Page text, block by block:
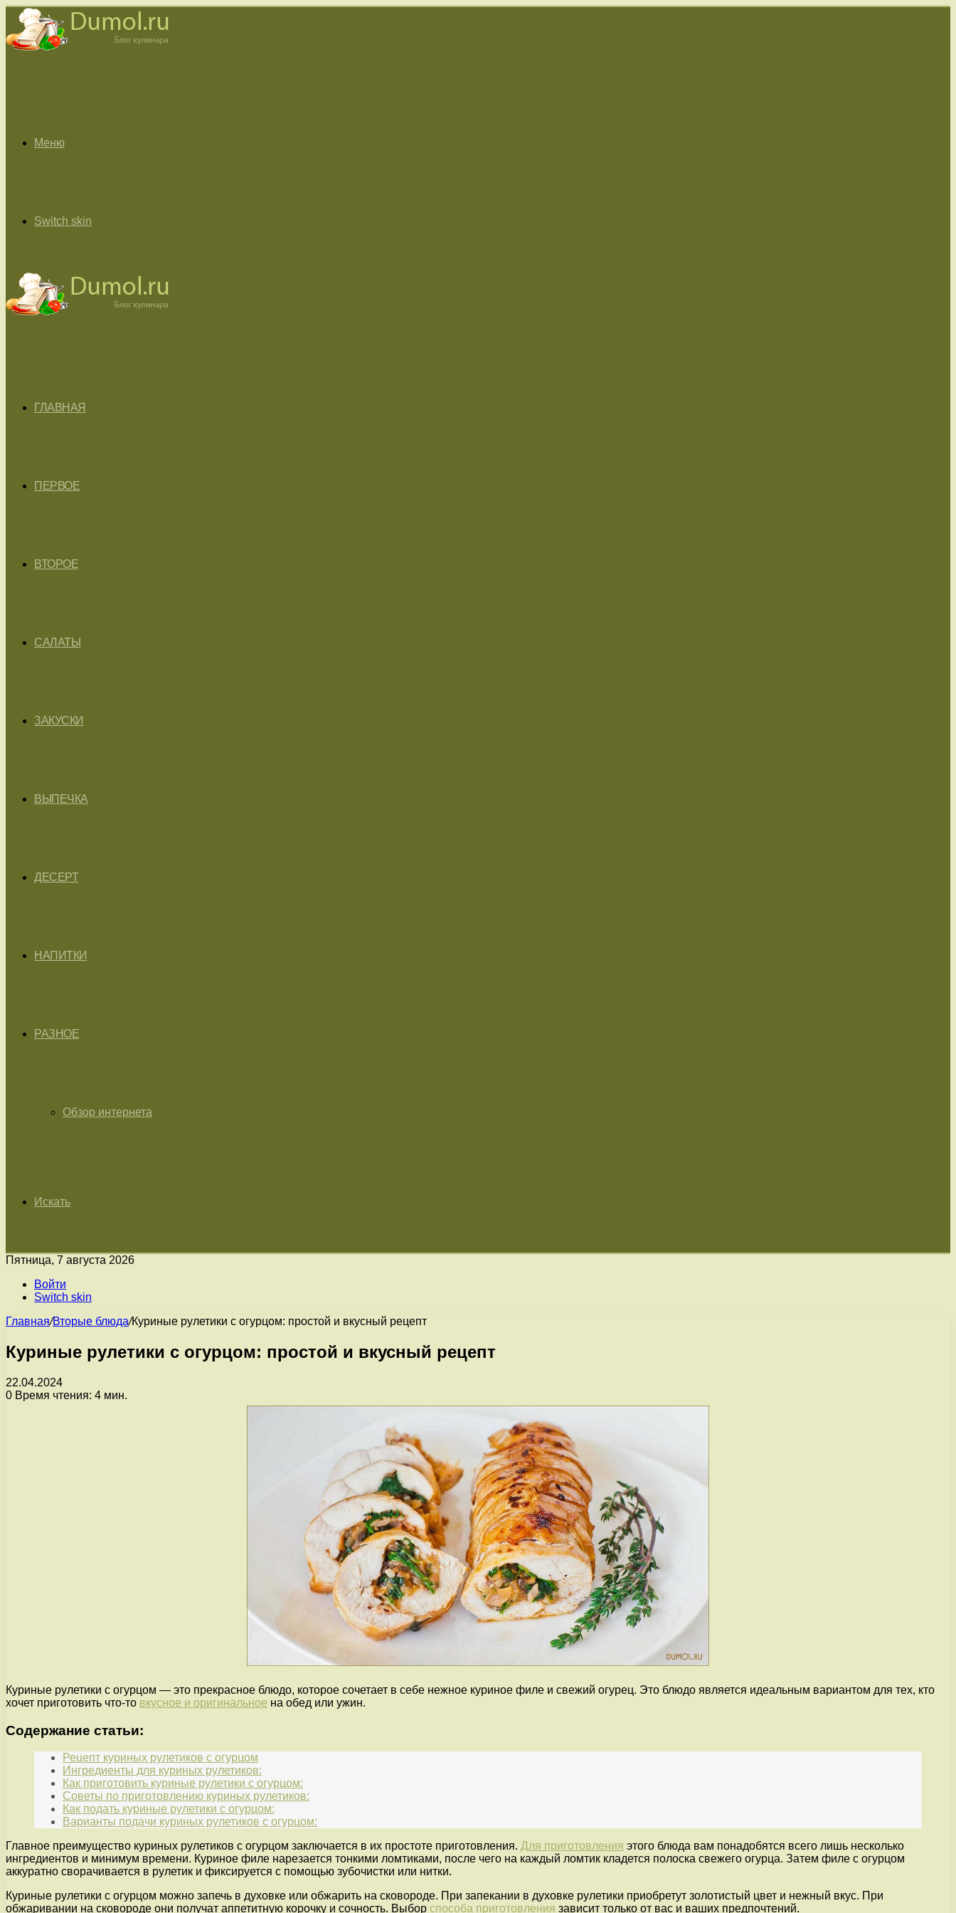
Меню
Switch skin
ГЛАВНАЯ
ПЕРВОЕ
ВТОРОЕ
САЛАТЫ
ЗАКУСКИ
ВЫПЕЧКА
ДЕСЕРТ
НАПИТКИ
РАЗНОЕ
Обзор интернета
Искать
Пятница, 7 августа 2026
Войти
Switch skin
Главная/Вторые блюда/Куриные рулетики с огурцом: простой и вкусный рецепт
Куриные рулетики с огурцом: простой и вкусный рецепт
22.04.2024
0 Время чтения: 4 мин.
Куриные рулетики с огурцом — это прекрасное блюдо, которое сочетает в себе нежное куриное филе и свежий огурец. Это блюдо является идеальным вариантом для тех, кто
хочет приготовить что-то вкусное и оригинальное на обед или ужин.
Содержание статьи:
Рецепт куриных рулетиков с огурцом
Ингредиенты для куриных рулетиков:
Как приготовить куриные рулетики с огурцом:
Советы по приготовлению куриных рулетиков:
Как подать куриные рулетики с огурцом:
Варианты подачи куриных рулетиков с огурцом:
Главное преимущество куриных рулетиков с огурцом заключается в их простоте приготовления. Для приготовления этого блюда вам понадобятся всего лишь несколько
ингредиентов и минимум времени. Куриное филе нарезается тонкими ломтиками, после чего на каждый ломтик кладется полоска свежего огурца. Затем филе с огурцом
аккуратно сворачивается в рулетик и фиксируется с помощью зубочистки или нитки.
Куриные рулетики с огурцом можно запечь в духовке или обжарить на сковороде. При запекании в духовке рулетики приобретут золотистый цвет и нежный вкус. При
обжаривании на сковороде они получат аппетитную корочку и сочность. Выбор способа приготовления зависит только от вас и ваших предпочтений.